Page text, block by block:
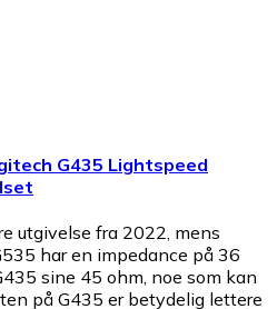
G435 Lightspeed
utgivelse fra 2022, mens
har en impedance på 36
sine 45 ohm, noe som kan
på G435 er betydelig lettere